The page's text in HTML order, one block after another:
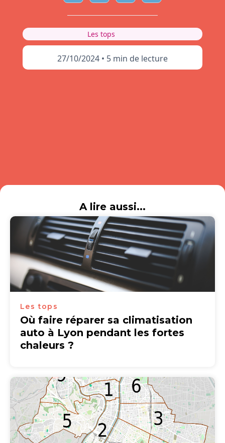
Les tops
27/10/2024 • 5 min de lecture
A lire aussi...
Les tops
Où faire réparer sa climatisation
auto à Lyon pendant les fortes
chaleurs ?